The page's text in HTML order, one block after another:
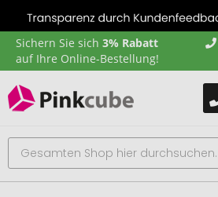
Sichern Sie sich 3% Rabatt
auf Ihre Online-Bestellung!